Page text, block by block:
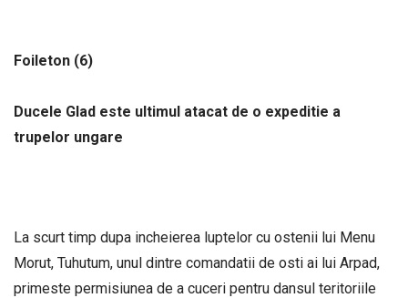
Foileton (6)
Ducele Glad este ultimul atacat de o expeditie a
trupelor ungare
La scurt timp dupa incheierea luptelor cu ostenii lui Menu
Morut, Tuhutum, unul dintre comandatii de osti ai lui Arpad,
primeste permisiunea de a cuceri pentru dansul teritoriile